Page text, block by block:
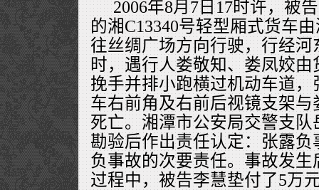
2006年8月7日17时许，被
的湘C13340号轻型厢式货车
往丝绸广场方向行驶，行经
时，遇行人娄敬知、娄凤姣
挽手并排小跑横过机动车道
车右前角及右前后视镜支架
死亡。湘潭市公安局交警支
勘验后作出责任认定：张露
负事故的次要责任。事故发
过程中，被告李慧垫付了5万